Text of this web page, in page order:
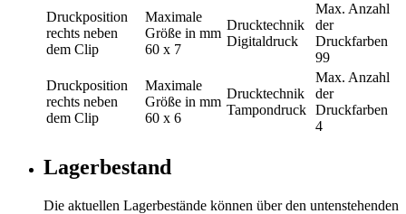
Druckposition
rechts neben
dem Clip
Maximale
Größe in mm
60 x 7
Drucktechnik
Digitaldruck
Max. Anzahl
der
Druckfarben
99
Druckposition
rechts neben
dem Clip
Maximale
Größe in mm
60 x 6
Drucktechnik
Tampondruck
Max. Anzahl
der
Druckfarben
4
Lagerbestand
Die aktuellen Lagerbestände können über den untenstehenden